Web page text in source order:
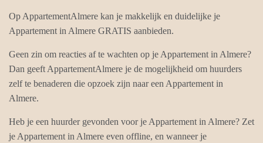
Op AppartementAlmere kan je makkelijk en duidelijke je
Appartement in Almere GRATIS aanbieden.
Geen zin om reacties af te wachten op je Appartement in Almere?
Dan geeft AppartementAlmere je de mogelijkheid om huurders
zelf te benaderen die opzoek zijn naar een Appartement in
Almere.
Heb je een huurder gevonden voor je Appartement in Almere? Zet
je Appartement in Almere even offline, en wanneer je